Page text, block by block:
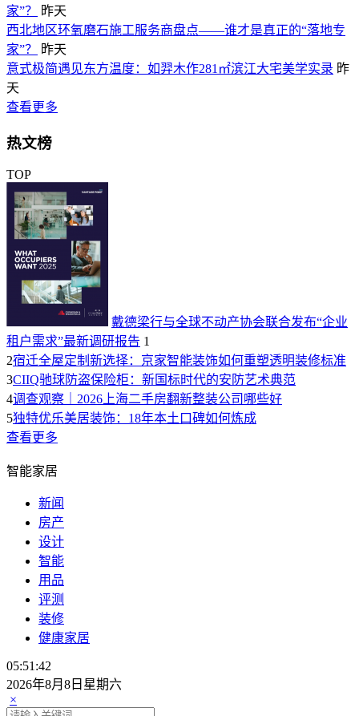
家”？
昨天
西北地区环氧磨石施工服务商盘点——谁才是真正的“落地专
家”？
昨天
意式极简遇见东方温度：如羿木作281㎡滨江大宅美学实录 昨
天
查看更多
热文榜
TOP
戴德梁行与全球不动产协会联合发布“企业
租户需求”最新调研报告 1
2宿迁全屋定制新选择：京家智能装饰如何重塑透明装修标准
3CIIQ驰球防盗保险柜：新国标时代的安防艺术典范
4调查观察｜2026上海二手房翻新整装公司哪些好
5独特优乐美居装饰：18年本土口碑如何炼成
查看更多
智能家居
新闻
房产
设计
智能
用品
评测
装修
健康家居
05:51:43
2026年8月8日星期六
×